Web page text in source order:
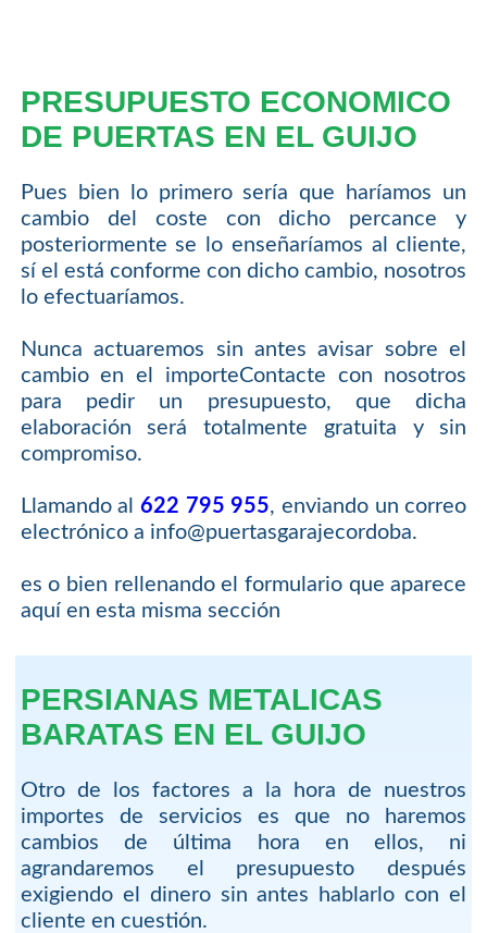
PRESUPUESTO ECONOMICO
DE PUERTAS EN EL GUIJO
Pues bien lo primero sería que haríamos un
cambio del coste con dicho percance y
posteriormente se lo enseñaríamos al cliente,
sí el está conforme con dicho cambio, nosotros
lo efectuaríamos.
Nunca actuaremos sin antes avisar sobre el
cambio en el importeContacte con nosotros
para pedir un presupuesto, que dicha
elaboración será totalmente gratuita y sin
compromiso.
Llamando al622 795 955, enviando un correo
electrónico a info@puertasgarajecordoba.
es o bien rellenando el formulario que aparece
aquí en esta misma sección
PERSIANAS METALICAS
BARATAS EN EL GUIJO
Otro de los factores a la hora de nuestros
importes de servicios es que no haremos
cambios de última hora en ellos, ni
agrandaremos el presupuesto después
exigiendo el dinero sin antes hablarlo con el
cliente en cuestión.